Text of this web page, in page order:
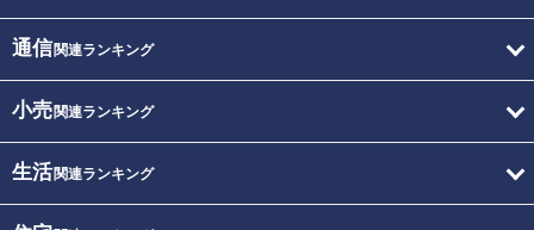
通信関連ランキング
小売関連ランキング
生活関連ランキング